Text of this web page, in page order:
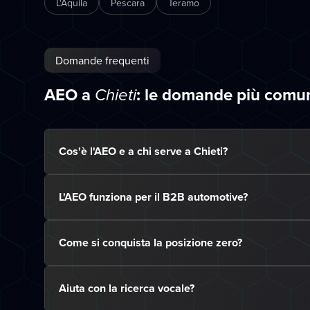
L'Aquila Pescara Teramo
Domande frequenti
AEO a Chieti: le domande più
Cos'è l'AEO e a chi serve a Chieti?
L'AEO funziona per il B2B automotive?
Come si conquista la posizione zero?
Aiuta con la ricerca vocale?